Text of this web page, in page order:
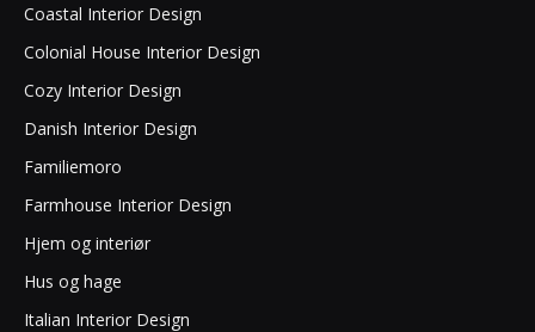
Coastal Interior Design
Colonial House Interior Design
Cozy Interior Design
Danish Interior Design
Familiemoro
Farmhouse Interior Design
Hjem og interiør
Hus og hage
Italian Interior Design